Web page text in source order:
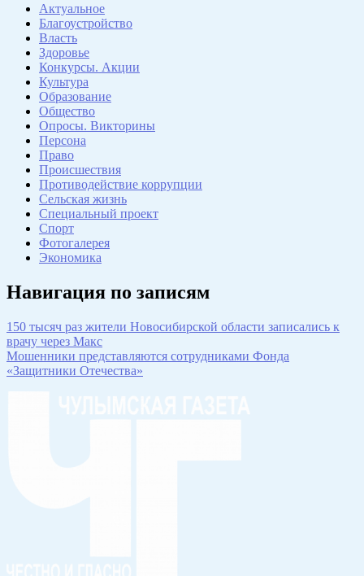
Актуальное
Благоустройство
Власть
Здоровье
Конкурсы. Акции
Культура
Образование
Общество
Опросы. Викторины
Персона
Право
Происшествия
Противодействие коррупции
Сельская жизнь
Специальный проект
Спорт
Фотогалерея
Экономика
Навигация по записям
150 тысяч раз жители Новосибирской области записались к
врачу через Макс
Мошенники представляются сотрудниками Фонда
«Защитники Отечества»